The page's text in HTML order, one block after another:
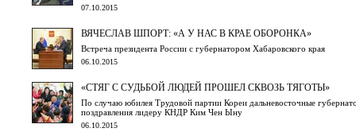
07.10.2015
ВЯЧЕСЛАВ ШПОРТ: «А У НАС В КРАЕ ОБОРОНКА»
Встреча президента России с губернатором Хабаровского края
06.10.2015
«СТЯГ С СУДЬБОЙ ЛЮДЕЙ ПРОШЕЛ СКВОЗЬ ТЯГОТЫ»
По случаю юбилея Трудовой партии Кореи дальневосточные
поздравления лидеру КНДР Ким Чен Ыну
06.10.2015